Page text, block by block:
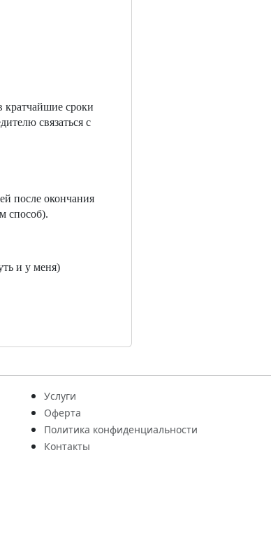
кратчайшие сроки
связаться с
после окончания
способ).
и у меня)
Услуги
Оферта
Политика конфиденциальности
Контакты